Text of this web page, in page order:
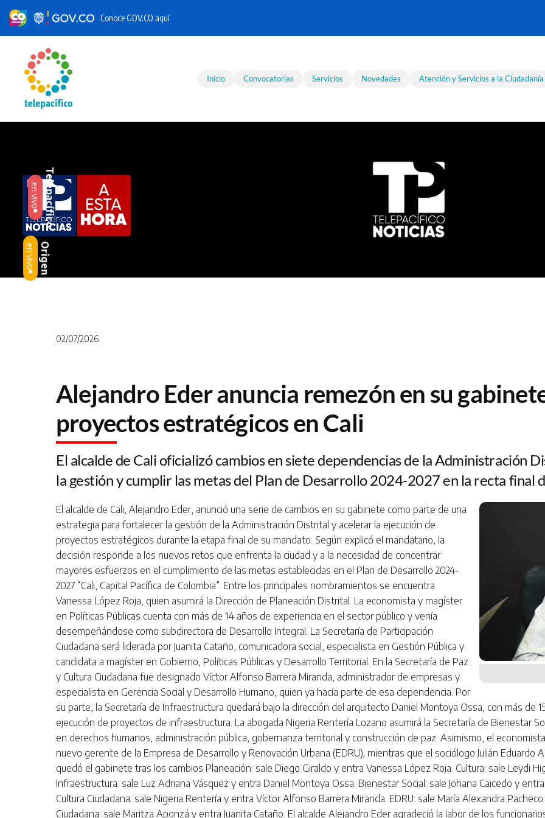
Skip to main content
Conoce GOV.CO aquí
Inicio Convocatorias Servicios Novedades Atención y Servicios a la Ciudadanía
02/07/2026
Alejandro Eder anuncia remezón en su
proyectos estratégicos en Cali
El alcalde de Cali oficializó cambios en siete dependencias de la Administración
la gestión y cumplir las metas del Plan de Desarrollo 2024-2027 en la recta final
El alcalde de Cali, Alejandro Eder, anunció una serie de cambios en su gabinete como parte de una
estrategia para fortalecer la gestión de la Administración Distrital y acelerar la ejecución de
proyectos estratégicos durante la etapa final de su mandato. Según explicó el mandatario, la
decisión responde a los nuevos retos que enfrenta la ciudad y a la necesidad de concentrar
mayores esfuerzos en el cumplimiento de las metas establecidas en el Plan de Desarrollo 2024-
2027 “Cali, Capital Pacífica de Colombia”. Entre los principales nombramientos se encuentra
Vanessa López Roja, quien asumirá la Dirección de Planeación Distrital. La economista y magíster
en Políticas Públicas cuenta con más de 14 años de experiencia en el sector público y venía
desempeñándose como subdirectora de Desarrollo Integral. La Secretaría de Participación
Ciudadana será liderada por Juanita Cataño, comunicadora social, especialista en Gestión Pública y
candidata a magíster en Gobierno, Políticas Públicas y Desarrollo Territorial. En la Secretaría de Paz
y Cultura Ciudadana fue designado Víctor Alfonso Barrera Miranda, administrador de empresas y
especialista en Gerencia Social y Desarrollo Humano, quien ya hacía parte de esa dependencia. Por
su parte, la Secretaría de Infraestructura quedará bajo la dirección del arquitecto Daniel Montoya Ossa, con más de
ejecución de proyectos de infraestructura. La abogada Nigeria Rentería Lozano asumirá la Secretaría de Bienestar
en derechos humanos, administración pública, gobernanza territorial y construcción de paz. Asimismo, el
nuevo gerente de la Empresa de Desarrollo y Renovación Urbana (EDRU), mientras que el sociólogo Julián Eduardo
quedó el gabinete tras los cambios Planeación: sale Diego Giraldo y entra Vanessa López Roja. Cultura: sale Leydi
Infraestructura: sale Luz Adriana Vásquez y entra Daniel Montoya Ossa. Bienestar Social: sale Johana Caicedo y
Cultura Ciudadana: sale Nigeria Rentería y entra Víctor Alfonso Barrera Miranda. EDRU: sale María Alexandra
Ciudadana: sale Maritza Aponzá y entra Juanita Cataño. El alcalde Alejandro Eder agradeció la labor de los
Telepacífico
en vivo
Origen
en vivo